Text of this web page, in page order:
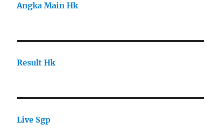
Angka Main Hk
Result Hk
Live Sgp